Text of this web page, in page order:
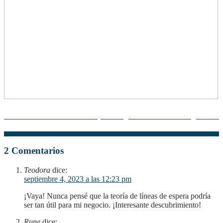
2 Comentarios
Teodora dice:
septiembre 4, 2023 a las 12:23 pm
¡Vaya! Nunca pensé que la teoría de líneas de espera podría
ser tan útil para mi negocio. ¡Interesante descubrimiento!